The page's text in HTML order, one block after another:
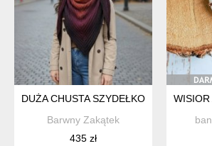
DUŻA CHUSTA SZYDEŁKOWA Z
Barwny Zakątek
435 zł
WISIOR